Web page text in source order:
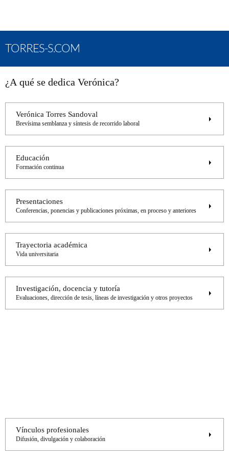
TORRES-S.COM
¿A qué se dedica Verónica?
Verónica Torres Sandoval
Brevísima semblanza y síntesis de recorrido laboral
Educación
Formación continua
Presentaciones
Conferencias, ponencias y publicaciones próximas, en proceso y anteriores
Trayectoria académica
Vida universitaria
Investigación, docencia y tutoría
Evaluaciones, dirección de tesis, líneas de investigación y otros proyectos
Vínculos profesionales
Difusión, divulgación y colaboración